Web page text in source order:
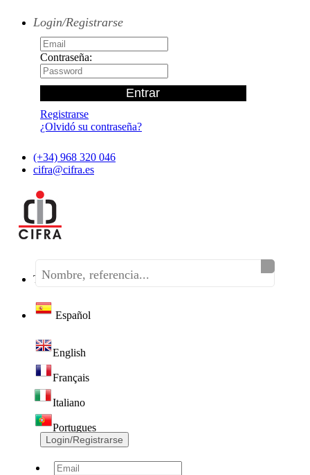
Login/Registrarse
Contraseña:
Registrarse
¿Olvidó su contraseña?
(+34) 968 320 046
cifra@cifra.es
Teléfono:(+34) 968 320 046
Español
English
Français
Italiano
Portugues
Login/Registrarse